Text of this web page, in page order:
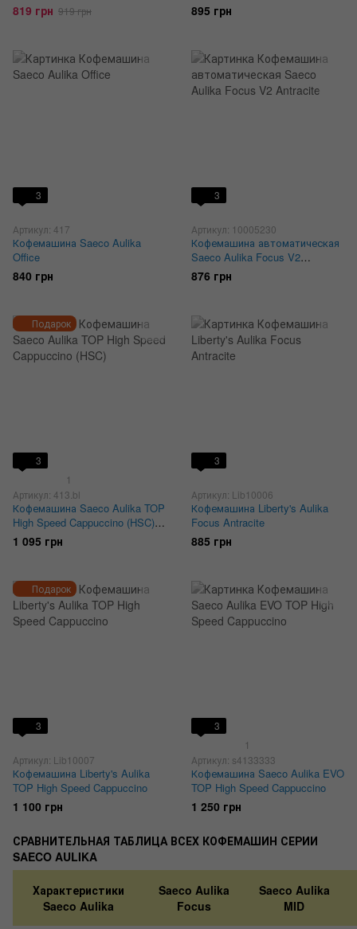
819 грн 919 грн 895 грн
3
Артикул: 417
Кофемашина Saeco Aulika
Office
840 грн
3
Артикул: 10005230
Кофемашина автоматическая
Saeco Aulika Focus V2
Antracite
876 грн
Подарок
3
1
Артикул: 413.bl
Кофемашина Saeco Aulika TOP
High Speed Cappuccino (HSC)
Black
1 095 грн
3
Артикул: Lib10006
Кофемашина Liberty's Aulika
Focus Antracite
885 грн
Подарок
3
Артикул: Lib10007
Кофемашина Liberty's Aulika
TOP High Speed Cappuccino
1 100 грн
3
1
Артикул: s4133333
Кофемашина Saeco Aulika EVO
TOP High Speed Cappuccino
1 250 грн
СРАВНИТЕЛЬНАЯ ТАБЛИЦА ВСЕХ КОФЕМАШИН СЕРИИ
SAECO AULIKA
Характеристики
Saeco Aulika
Saeco Aulika
Focus
Saeco Aulika
MID